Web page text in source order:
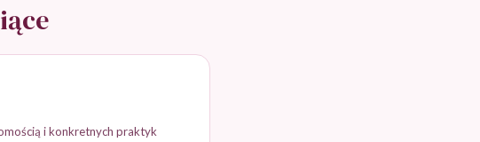
i konkretnych praktyk